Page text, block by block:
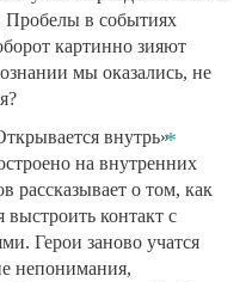
Пробелы в событиях
картинно зияют
мы оказались, не
внутрь»
на внутренних
рассказывает о том, как
контакт с
Герои заново учатся
непонимания,